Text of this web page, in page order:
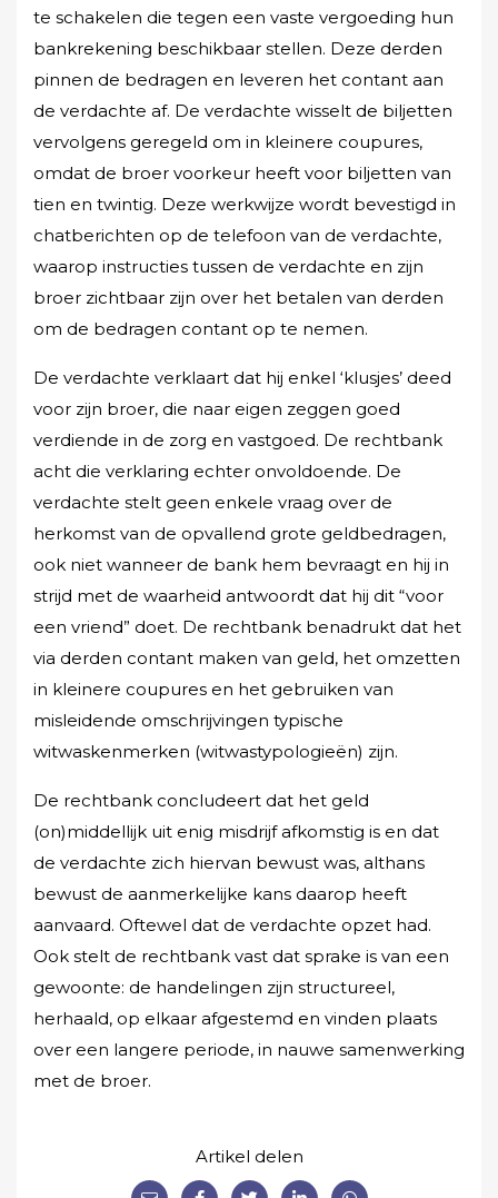
te schakelen die tegen een vaste vergoeding hun
bankrekening beschikbaar stellen. Deze derden
pinnen de bedragen en leveren het contant aan
de verdachte af. De verdachte wisselt de biljetten
vervolgens geregeld om in kleinere coupures,
omdat de broer voorkeur heeft voor biljetten van
tien en twintig. Deze werkwijze wordt bevestigd in
chatberichten op de telefoon van de verdachte,
waarop instructies tussen de verdachte en zijn
broer zichtbaar zijn over het betalen van derden
om de bedragen contant op te nemen.
De verdachte verklaart dat hij enkel ‘klusjes’ deed
voor zijn broer, die naar eigen zeggen goed
verdiende in de zorg en vastgoed. De rechtbank
acht die verklaring echter onvoldoende. De
verdachte stelt geen enkele vraag over de
herkomst van de opvallend grote geldbedragen,
ook niet wanneer de bank hem bevraagt en hij in
strijd met de waarheid antwoordt dat hij dit “voor
een vriend” doet. De rechtbank benadrukt dat het
via derden contant maken van geld, het omzetten
in kleinere coupures en het gebruiken van
misleidende omschrijvingen typische
witwaskenmerken (witwastypologieën) zijn.
De rechtbank concludeert dat het geld
(on)middellijk uit enig misdrijf afkomstig is en dat
de verdachte zich hiervan bewust was, althans
bewust de aanmerkelijke kans daarop heeft
aanvaard. Oftewel dat de verdachte opzet had.
Ook stelt de rechtbank vast dat sprake is van een
gewoonte: de handelingen zijn structureel,
herhaald, op elkaar afgestemd en vinden plaats
over een langere periode, in nauwe samenwerking
met de broer.
Artikel delen